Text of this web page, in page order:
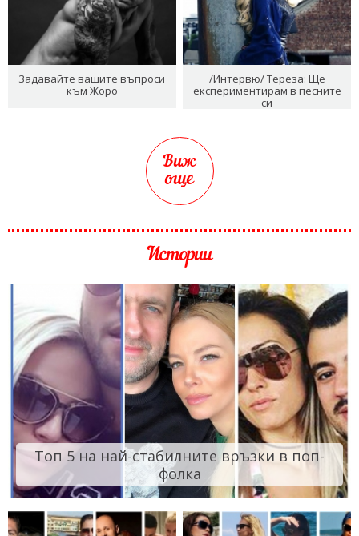
Задавайте вашите въпроси
към Жоро
/Интервю/ Тереза: Ще
експериментирам в песните
си
Виж
още
Истории
Топ 5 на най-стабилните връзки в поп-
фолка